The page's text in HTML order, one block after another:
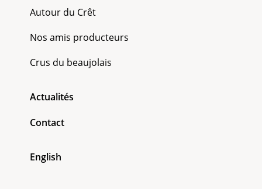
Autour du Crêt
Nos amis producteurs
Crus du beaujolais
Actualités
Contact
English